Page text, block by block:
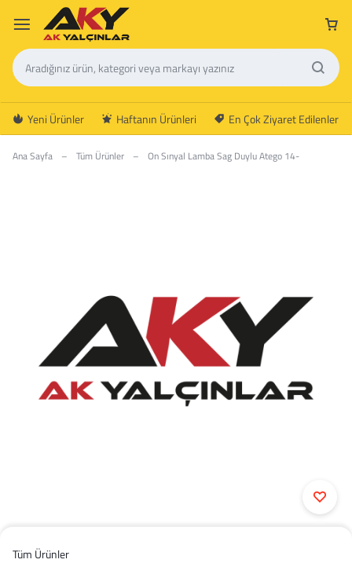
Yeni Ürünler Haftanın Ürünleri En Çok Ziyaret Edilenler
Ana Sayfa – Tüm Ürünler – On Sınyal Lamba Sag Duylu Atego 14-
Tüm Ürünler